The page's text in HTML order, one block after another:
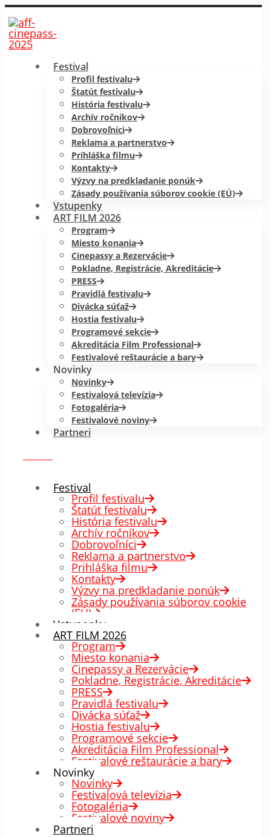
Festival
Profil festivalu
Štatút festivalu
História festivalu
Archív ročníkov
Dobrovoľníci
Reklama a partnerstvo
Prihláška filmu
Kontakty
Výzvy na predkladanie ponúk
Zásady používania súborov cookie (EÚ)
Vstupenky
ART FILM 2026
Program
Miesto konania
Cinepassy a Rezervácie
Pokladne, Registrácie, Akreditácie
PRESS
Pravidlá festivalu
Divácka súťaž
Hostia festivalu
Programové sekcie
Akreditácia Film Professional
Festivalové reštaurácie a bary
Novinky
Novinky
Festivalová televízia
Fotogaléria
Festivalové noviny
Partneri
Festival
Profil festivalu
Štatút festivalu
História festivalu
Archív ročníkov
Dobrovoľníci
Reklama a partnerstvo
Prihláška filmu
Kontakty
Výzvy na predkladanie ponúk
Zásady používania súborov cookie
(EÚ)
Vstupenky
ART FILM 2026
Program
Miesto konania
Cinepassy a Rezervácie
Pokladne, Registrácie, Akreditácie
PRESS
Pravidlá festivalu
Divácka súťaž
Hostia festivalu
Programové sekcie
Akreditácia Film Professional
Festivalové reštaurácie a bary
Novinky
Novinky
Festivalová televízia
Fotogaléria
Festivalové noviny
Partneri